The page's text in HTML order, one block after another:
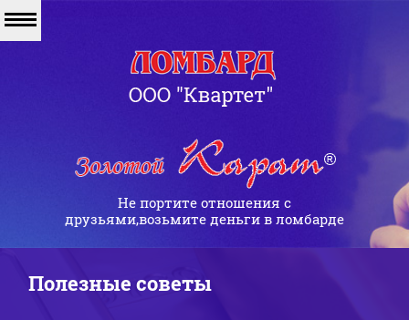
Не портите отношения с
друзьями,возьмите деньги в ломбарде
Полезные советы